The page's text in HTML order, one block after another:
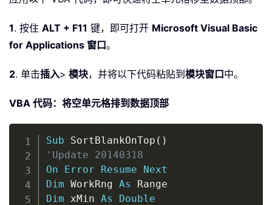
1. 按住 ALT + F11 键，即可打开 Microsoft Visual Basic
for Applications 窗口。
2. 单击插入> 模块，并将以下代码粘贴到模块窗口中。
VBA 代码：将空单元格排到数据顶部
Sub SortBlankOnTop ( )
'Update 20140318
On
Error Resume
Next
Dim WorkRng As
Dim xMin As
Double